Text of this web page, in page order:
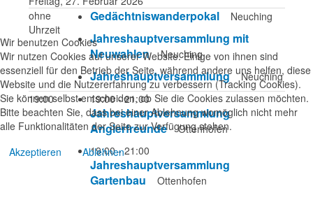
ohne
Uhrzeit
Gedächtniswanderpokal Neuching
Jahreshauptversammlung mit
Neuwahlen Neuching
Jahreshauptversammlung Neuching
19:00
19:00 - 21:00
Jahreshauptversammlung
Anglerfreunde Ottenhofen
19:00 - 21:00
Jahreshauptversammlung
Gartenbau
Ottenhofen
Wir benutzen Cookies
Wir nutzen Cookies auf unserer Website. Einige von ihnen sind
essenziell für den Betrieb der Seite, während andere uns helfen, diese
Website und die Nutzererfahrung zu verbessern (Tracking Cookies).
Sie können selbst entscheiden, ob Sie die Cookies zulassen möchten.
Bitte beachten Sie, dass bei einer Ablehnung womöglich nicht mehr
alle Funktionalitäten der Seite zur Verfügung stehen.
Akzeptieren
Ablehnen